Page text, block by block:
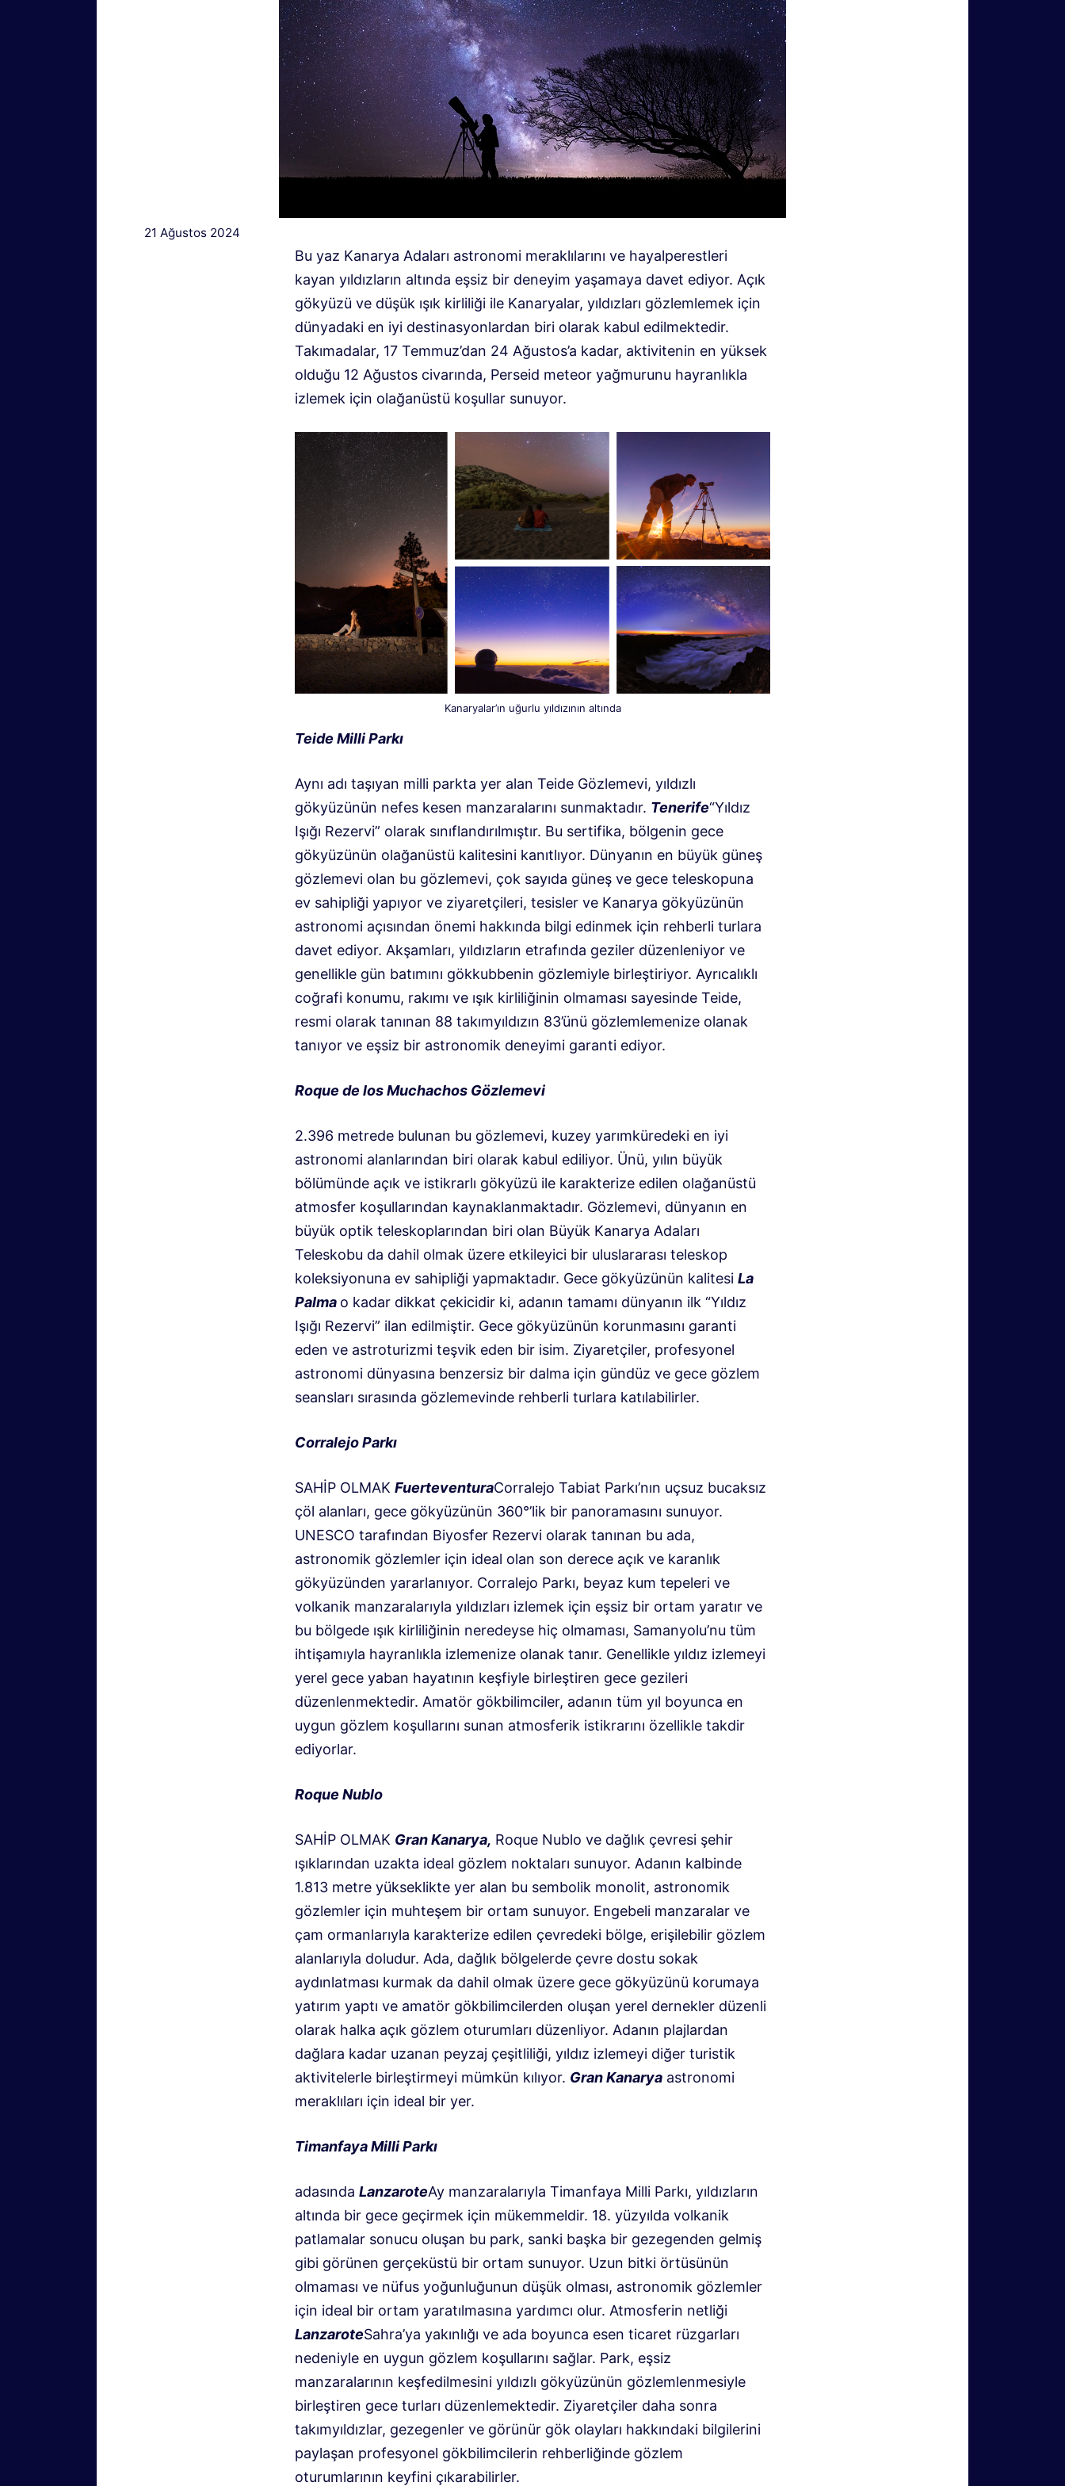
21 Ağustos 2024
Bu yaz Kanarya Adaları astronomi meraklılarını ve hayalperestleri
kayan yıldızların altında eşsiz bir deneyim yaşamaya davet ediyor. Açık
gökyüzü ve düşük ışık kirliliği ile Kanaryalar, yıldızları gözlemlemek için
dünyadaki en iyi destinasyonlardan biri olarak kabul edilmektedir.
Takımadalar, 17 Temmuz’dan 24 Ağustos’a kadar, aktivitenin en yüksek
olduğu 12 Ağustos civarında, Perseid meteor yağmurunu hayranlıkla
izlemek için olağanüstü koşullar sunuyor.
Kanaryalar’ın uğurlu yıldızının altında
Teide Milli Parkı
Aynı adı taşıyan milli parkta yer alan Teide Gözlemevi, yıldızlı
gökyüzünün nefes kesen manzaralarını sunmaktadır. Tenerife“Yıldız
Işığı Rezervi” olarak sınıflandırılmıştır. Bu sertifika, bölgenin gece
gökyüzünün olağanüstü kalitesini kanıtlıyor. Dünyanın en büyük güneş
gözlemevi olan bu gözlemevi, çok sayıda güneş ve gece teleskopuna
ev sahipliği yapıyor ve ziyaretçileri, tesisler ve Kanarya gökyüzünün
astronomi açısından önemi hakkında bilgi edinmek için rehberli turlara
davet ediyor. Akşamları, yıldızların etrafında geziler düzenleniyor ve
genellikle gün batımını gökkubbenin gözlemiyle birleştiriyor. Ayrıcalıklı
coğrafi konumu, rakımı ve ışık kirliliğinin olmaması sayesinde Teide,
resmi olarak tanınan 88 takımyıldızın 83’ünü gözlemlemenize olanak
tanıyor ve eşsiz bir astronomik deneyimi garanti ediyor.
Roque de los Muchachos Gözlemevi
2.396 metrede bulunan bu gözlemevi, kuzey yarımküredeki en iyi
astronomi alanlarından biri olarak kabul ediliyor. Ünü, yılın büyük
bölümünde açık ve istikrarlı gökyüzü ile karakterize edilen olağanüstü
atmosfer koşullarından kaynaklanmaktadır. Gözlemevi, dünyanın en
büyük optik teleskoplarından biri olan Büyük Kanarya Adaları
Teleskobu da dahil olmak üzere etkileyici bir uluslararası teleskop
koleksiyonuna ev sahipliği yapmaktadır. Gece gökyüzünün kalitesi La
Palma o kadar dikkat çekicidir ki, adanın tamamı dünyanın ilk “Yıldız
Işığı Rezervi” ilan edilmiştir. Gece gökyüzünün korunmasını garanti
eden ve astroturizmi teşvik eden bir isim. Ziyaretçiler, profesyonel
astronomi dünyasına benzersiz bir dalma için gündüz ve gece gözlem
seansları sırasında gözlemevinde rehberli turlara katılabilirler.
Corralejo Parkı
SAHİP OLMAK FuerteventuraCorralejo Tabiat Parkı’nın uçsuz bucaksız
çöl alanları, gece gökyüzünün 360°’lik bir panoramasını sunuyor.
UNESCO tarafından Biyosfer Rezervi olarak tanınan bu ada,
astronomik gözlemler için ideal olan son derece açık ve karanlık
gökyüzünden yararlanıyor. Corralejo Parkı, beyaz kum tepeleri ve
volkanik manzaralarıyla yıldızları izlemek için eşsiz bir ortam yaratır ve
bu bölgede ışık kirliliğinin neredeyse hiç olmaması, Samanyolu’nu tüm
ihtişamıyla hayranlıkla izlemenize olanak tanır. Genellikle yıldız izlemeyi
yerel gece yaban hayatının keşfiyle birleştiren gece gezileri
düzenlenmektedir. Amatör gökbilimciler, adanın tüm yıl boyunca en
uygun gözlem koşullarını sunan atmosferik istikrarını özellikle takdir
ediyorlar.
Roque Nublo
SAHİP OLMAK Gran Kanarya, Roque Nublo ve dağlık çevresi şehir
ışıklarından uzakta ideal gözlem noktaları sunuyor. Adanın kalbinde
1.813 metre yükseklikte yer alan bu sembolik monolit, astronomik
gözlemler için muhteşem bir ortam sunuyor. Engebeli manzaralar ve
çam ormanlarıyla karakterize edilen çevredeki bölge, erişilebilir gözlem
alanlarıyla doludur. Ada, dağlık bölgelerde çevre dostu sokak
aydınlatması kurmak da dahil olmak üzere gece gökyüzünü korumaya
yatırım yaptı ve amatör gökbilimcilerden oluşan yerel dernekler düzenli
olarak halka açık gözlem oturumları düzenliyor. Adanın plajlardan
dağlara kadar uzanan peyzaj çeşitliliği, yıldız izlemeyi diğer turistik
aktivitelerle birleştirmeyi mümkün kılıyor. Gran Kanarya astronomi
meraklıları için ideal bir yer.
Timanfaya Milli Parkı
adasında LanzaroteAy manzaralarıyla Timanfaya Milli Parkı, yıldızların
altında bir gece geçirmek için mükemmeldir. 18. yüzyılda volkanik
patlamalar sonucu oluşan bu park, sanki başka bir gezegenden gelmiş
gibi görünen gerçeküstü bir ortam sunuyor. Uzun bitki örtüsünün
olmaması ve nüfus yoğunluğunun düşük olması, astronomik gözlemler
için ideal bir ortam yaratılmasına yardımcı olur. Atmosferin netliği
LanzaroteSahra’ya yakınlığı ve ada boyunca esen ticaret rüzgarları
nedeniyle en uygun gözlem koşullarını sağlar. Park, eşsiz
manzaralarının keşfedilmesini yıldızlı gökyüzünün gözlemlenmesiyle
birleştiren gece turları düzenlemektedir. Ziyaretçiler daha sonra
takımyıldızlar, gezegenler ve görünür gök olayları hakkındaki bilgilerini
paylaşan profesyonel gökbilimcilerin rehberliğinde gözlem
oturumlarının keyfini çıkarabilirler.